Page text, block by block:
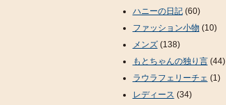
ハニーの日記(60)
ファッション小物 (10)
メンズ(138)
もとちゃんの独り言(44)
ラウラフェリーチェ (1)
レディース (34)